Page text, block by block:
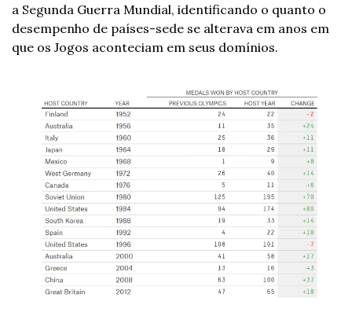
a Segunda Guerra Mundial, identificando o quanto o
desempenho de países-sede se alterava em anos em
que os Jogos aconteciam em seus domínios.